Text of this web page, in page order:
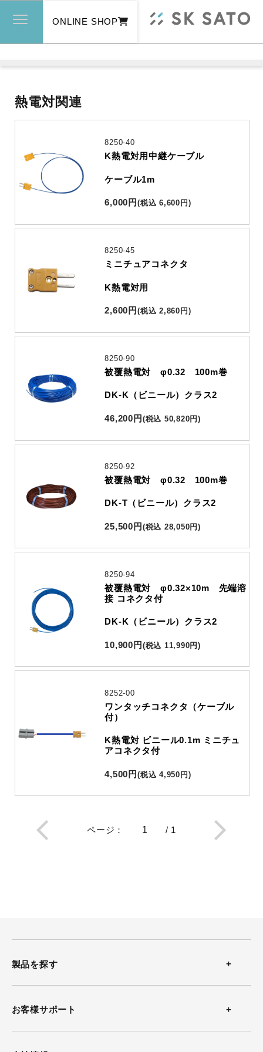
ONLINE SHOP
熱電対関連
8250-40
K熱電対用中継ケーブル
ケーブル1m
6,000 円(税込 6,600 円 )
8250-45
ミニチュアコネクタ
K熱電対用
2,600 円(税込 2,860 円 )
8250-90
被覆熱電対 φ0.32 100m巻
DK-K（ビニール）クラス2
46,200 円 (税込 50,820円)
8250-92
被覆熱電対 φ0.32 100m巻
DK-T（ビニール）クラス2
25,500 円 (税込 28,050円)
8250-94
被覆熱電対 φ0.32×10m 先端溶
接 コネクタ付
DK-K（ビニール）クラス2
10,900 円 (税込 11,990円)
8252-00
ワンタッチコネクタ（ケーブル
付）
K熱電対 ビニール0.1m ミニチュ
アコネクタ付
4,500 円(税込 4,950 円 )
ページ ： / 1
お客様サポート
製品を探す
温度計